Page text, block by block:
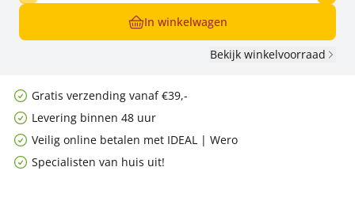
In winkelwagen
Bekijk winkelvoorraad
Gratis verzending vanaf €39,-
Levering binnen 48 uur
Veilig online betalen met IDEAL | Wero
Specialisten van huis uit!